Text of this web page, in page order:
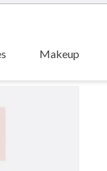
Makeup
carolina herrera